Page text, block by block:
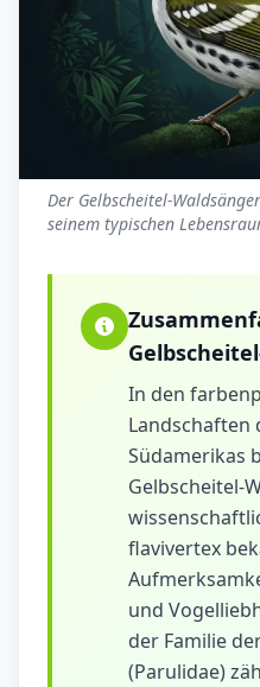
Der Gelbscheitel-
seinem typischen
In den
Landschaften
Südamerikas
Gelbscheitel-
flavivertex
und
der Familie
(Parulidae)